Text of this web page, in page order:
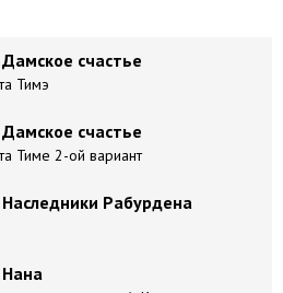
счастье
Тимэ
счастье
Тиме 2-ой вариант
Рабурдена